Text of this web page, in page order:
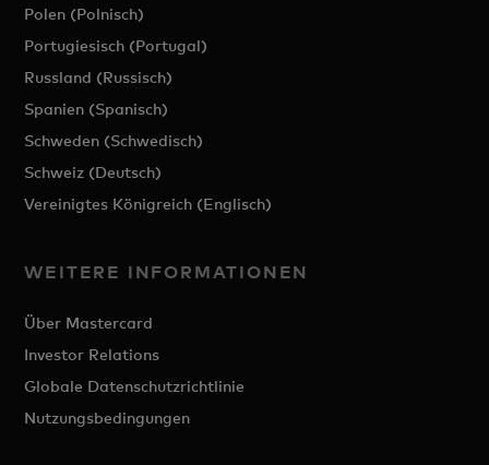
Polen (Polnisch)
Portugiesisch (Portugal)
Russland (Russisch)
Spanien (Spanisch)
Schweden (Schwedisch)
Schweiz (Deutsch)
Vereinigtes Königreich (Englisch)
WEITERE INFORMATIONEN
Über Mastercard
Investor Relations
Globale Datenschutzrichtlinie
Nutzungsbedingungen